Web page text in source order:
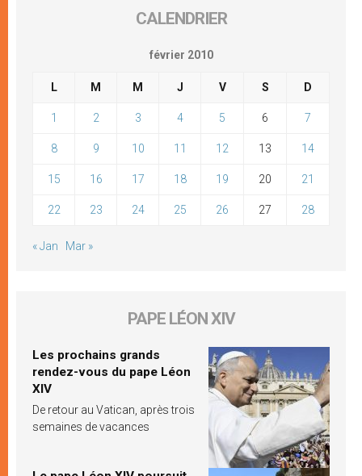
CALENDRIER
février 2010
L M M J V S D
1 2 3 4 5 6 7
8 9 10 11 12 13 14
15 16 17 18 19 20 21
22 23 24 25 26 27 28
« Jan Mar »
PAPE LÉON XIV
Les prochains grands
rendez-vous du pape Léon
XIV
De retour au Vatican, après trois
semaines de vacances